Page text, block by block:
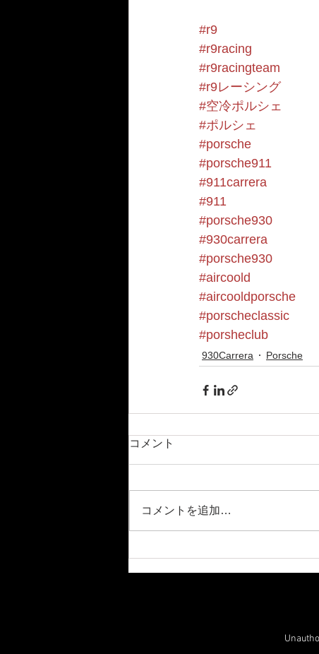
#r9
#r9racing
#r9racingteam
#r9レーシング
#空冷ポルシェ
#ポルシェ
#porsche
#porsche911
#911carrera
#911
#porsche930
#930carrera
#porsche930
#aircoold
#aircooldporsche
#porscheclassic
#porsheclub
930Carrera Porsche
コメント
コメントを追加…